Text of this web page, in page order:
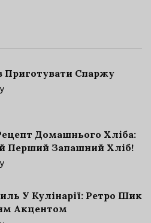
Приготувати Спаржу
Домашнього Хліба:
Перший Запашний Хліб!
У Кулінарії: Ретро Шик
Акцентом